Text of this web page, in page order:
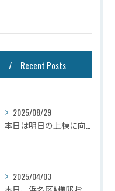
Recent Posts
2025/08/29
2025/04/03